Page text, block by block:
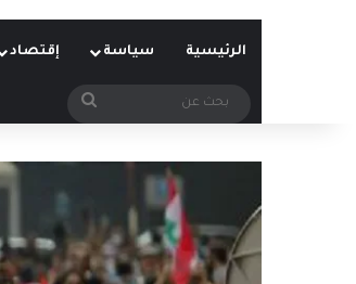
الرئيسية سياسة إقتصاد
بحث